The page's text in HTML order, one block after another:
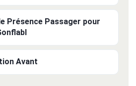
Présence Passager pour
Avant